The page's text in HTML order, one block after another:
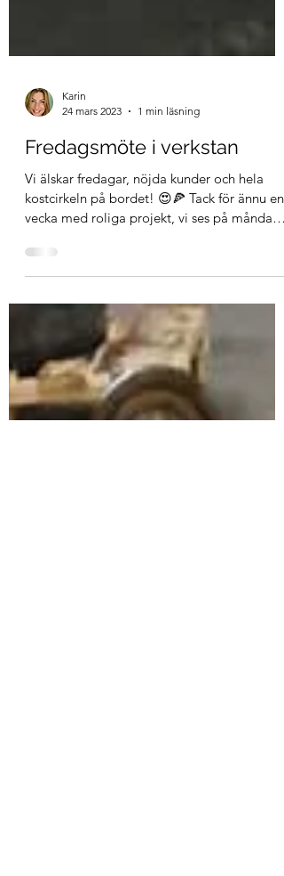
Karin
24 mars 2023
1 min läsning
Fredagsmöte i verkstan
kostcirkeln på bordet! 😍🍕 Tack för ännu en
vecka med roliga projekt, vi ses på måndag
igen 😊